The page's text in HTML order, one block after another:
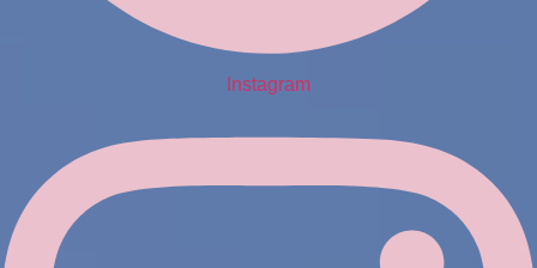
Instagram